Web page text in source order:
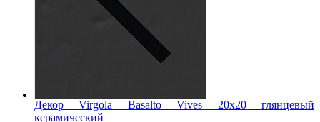
Декор Virgola Basalto Vives 20x20 глянцевый
керамический